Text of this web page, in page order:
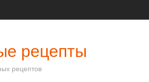
рецепты
рецептов